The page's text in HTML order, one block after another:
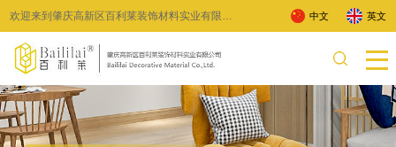
欢迎来到肇庆高新区百利莱装饰材料实业有限公
司 !
中文 英文